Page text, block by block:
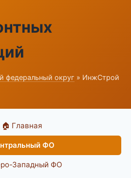
федеральный округ » ИнжСтрой
🏠 Главная
ФО
Западный ФО